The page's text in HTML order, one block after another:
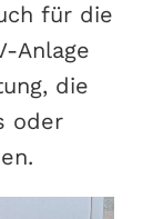
für die
Anlage
die
oder